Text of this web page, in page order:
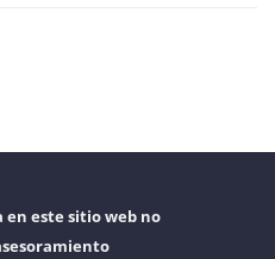
este sitio web no